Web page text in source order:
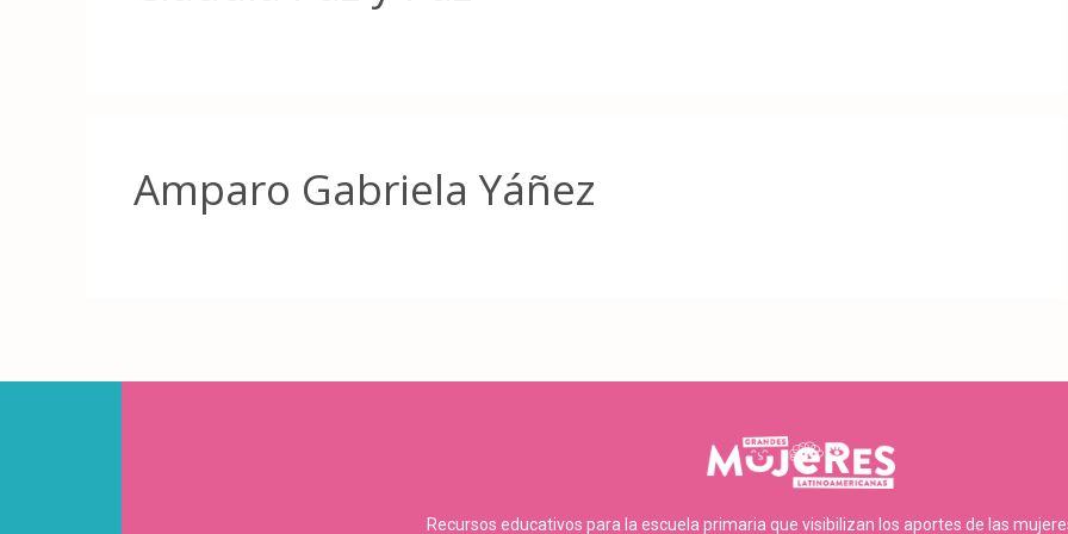
Amparo Gabriela Yáñez
Recursos educativos para la escuela primaria que visibilizan los aportes de las